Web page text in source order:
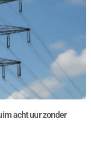
acht uur zonder